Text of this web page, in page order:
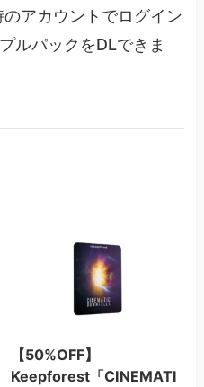
アカウントでログイン
ルパックをDLできま
【50%OFF】
Keepforest「CINEMATI